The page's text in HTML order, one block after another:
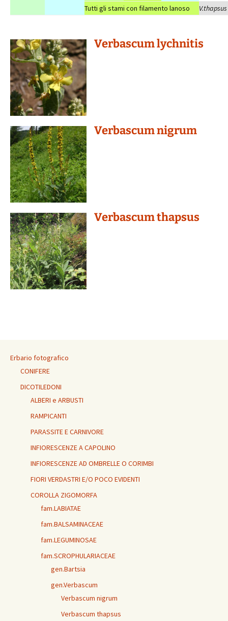
Tutti gli stami con filamento lanoso V.thapsus
Verbascum lychnitis
Verbascum nigrum
Verbascum thapsus
Erbario fotografico
CONIFERE
DICOTILEDONI
ALBERI e ARBUSTI
RAMPICANTI
PARASSITE E CARNIVORE
INFIORESCENZE A CAPOLINO
INFIORESCENZE AD OMBRELLE O CORIMBI
FIORI VERDASTRI E/O POCO EVIDENTI
COROLLA ZIGOMORFA
fam.LABIATAE
fam.BALSAMINACEAE
fam.LEGUMINOSAE
fam.SCROPHULARIACEAE
gen.Bartsia
gen.Verbascum
Verbascum nigrum
Verbascum thapsus